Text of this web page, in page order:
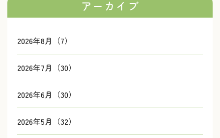
アーカイブ
2026年8月（7）
2026年7月（30）
2026年6月（30）
2026年5月（32）